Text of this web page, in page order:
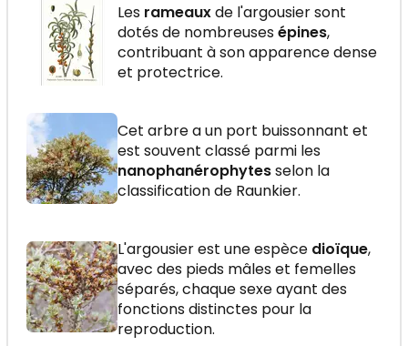
Les rameauxde l'argousier sont
dotés de nombreusesépines,
contribuant à son apparence dense
et protectrice.
Cet arbre a un port buissonnant et
est souvent classé parmi les
nanophanérophytesselon la
classification de Raunkier.
L'argousier est une espèce dioïque,
avec des pieds mâles et femelles
séparés, chaque sexe ayant des
fonctions distinctes pour la
reproduction.